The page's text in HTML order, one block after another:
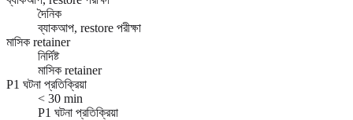
দৈনিক
ব্যাকআপ, restore পরীক্ষা
মাসিক retainer
নির্দিষ্ট
মাসিক retainer
P1 ঘটনা প্রতিক্রিয়া
< 30 min
P1 ঘটনা প্রতিক্রিয়া